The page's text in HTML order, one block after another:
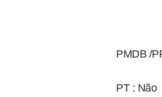
PMDB /
PT : Não